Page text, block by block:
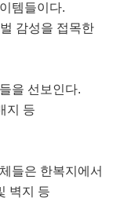
템들이다.
감성을 접목한
을 선보인다.
지 등
들은 한복지에서
벽지 등